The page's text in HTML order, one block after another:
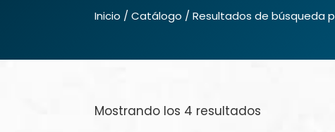
Inicio /Catálogo / Resultados de búsqueda
Mostrando los 4 resultados